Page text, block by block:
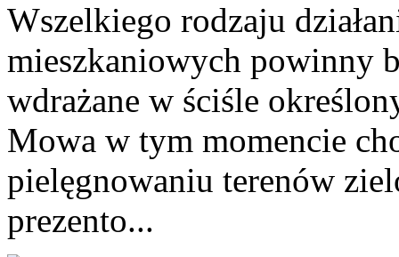
Wszelkiego rodzaju
mieszkaniowych powinny
wdrażane w ściśle
Mowa w tym momencie
pielęgnowaniu terenów
prezento...